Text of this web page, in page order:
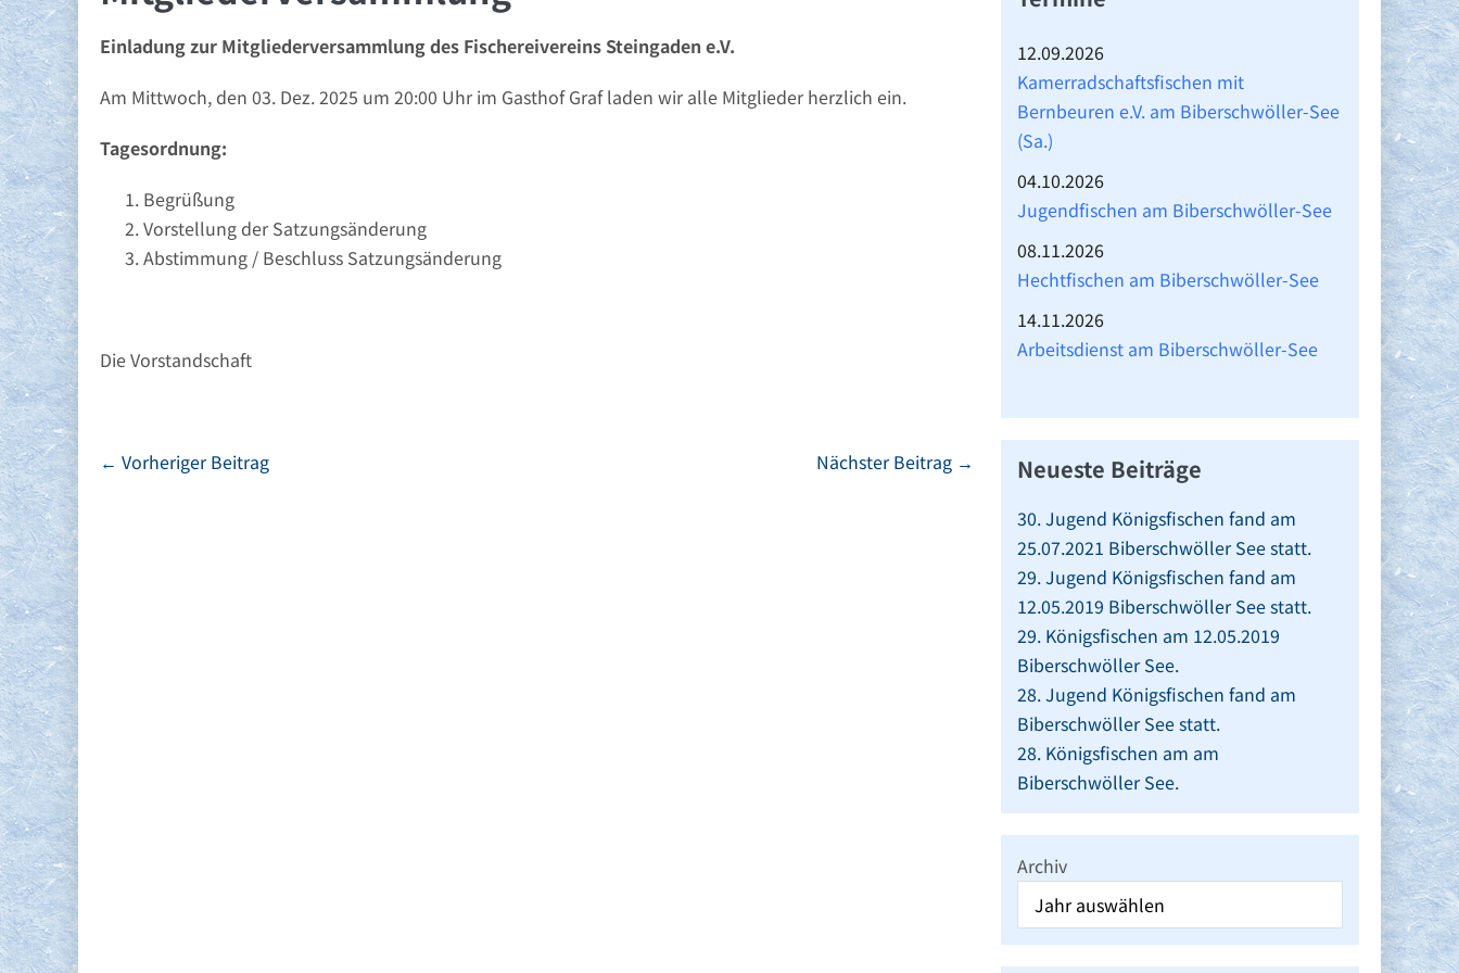
Einladung zur Mitgliederversammlung des Fischereivereins Steingaden e.V.
Am Mittwoch, den 03. Dez. 2025 um 20:00 Uhr im Gasthof Graf laden wir alle Mitglieder herzlich ein.
Tagesordnung:
Begrüßung
Vorstellung der Satzungsänderung
Abstimmung / Beschluss Satzungsänderung
Die Vorstandschaft
Beitragsnavigation
← Vorheriger Beitrag Nächster Beitrag →
12.09.2026
Kamerradschaftsfischen mit
Bernbeuren e.V. am Biberschwöller-See
(Sa.)
04.10.2026
Jugendfischen am Biberschwöller-See
08.11.2026
Hechtfischen am Biberschwöller-See
14.11.2026
Arbeitsdienst am Biberschwöller-See
Neueste Beiträge
30. Jugend Königsfischen fand am
25.07.2021 Biberschwöller See statt.
29. Jugend Königsfischen fand am
12.05.2019 Biberschwöller See statt.
29. Königsfischen am 12.05.2019
Biberschwöller See.
28. Jugend Königsfischen fand am
Biberschwöller See statt.
28. Königsfischen am am
Biberschwöller See.
Archiv